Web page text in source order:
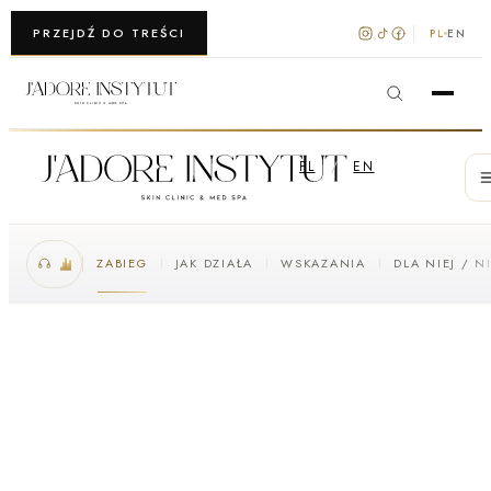
PRZEJDŹ DO TREŚCI
WARSZAWA · KRAKÓW PL EN
PL / EN
ZABIEG JAK DZIAŁA WSKAZANIA DLA NIEJ /